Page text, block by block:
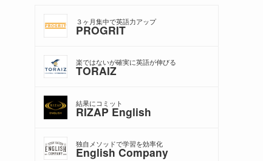
３ヶ月集中で英語力アップ
PROGRIT
楽ではないが確実に英語が伸びる
TORAIZ
結果にコミット
RIZAP English
独自メソッドで学習を効率化
English Company